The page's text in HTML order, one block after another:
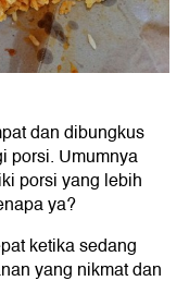
dan dibungkus
porsi. Umumnya
porsi yang lebih
ya?
ketika sedang
yang nikmat dan